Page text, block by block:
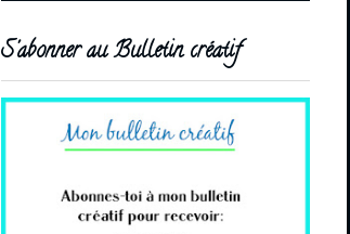
S'abonner au Bulletin créatif